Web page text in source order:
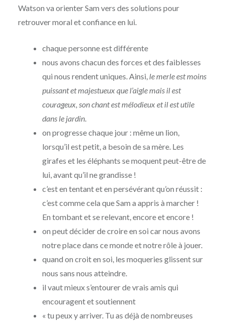
Watson va orienter Sam vers des solutions pour
retrouver moral et confiance en lui.
chaque personne est différente
nous avons chacun des forces et des faiblesses
qui nous rendent uniques. Ainsi, le merle est moins
puissant et majestueux que l’aigle mais il est
courageux, son chant est mélodieux et il est utile
dans le jardin.
on progresse chaque jour : même un lion,
lorsqu’il est petit, a besoin de sa mère. Les
girafes et les éléphants se moquent peut-être de
lui, avant qu’il ne grandisse !
c’est en tentant et en persévérant qu’on réussit :
c’est comme cela que Sam a appris à marcher !
En tombant et se relevant, encore et encore !
on peut décider de croire en soi car nous avons
notre place dans ce monde et notre rôle à jouer.
quand on croit en soi, les moqueries glissent sur
nous sans nous atteindre.
il vaut mieux s’entourer de vrais amis qui
encouragent et soutiennent
« tu peux y arriver. Tu as déjà de nombreuses